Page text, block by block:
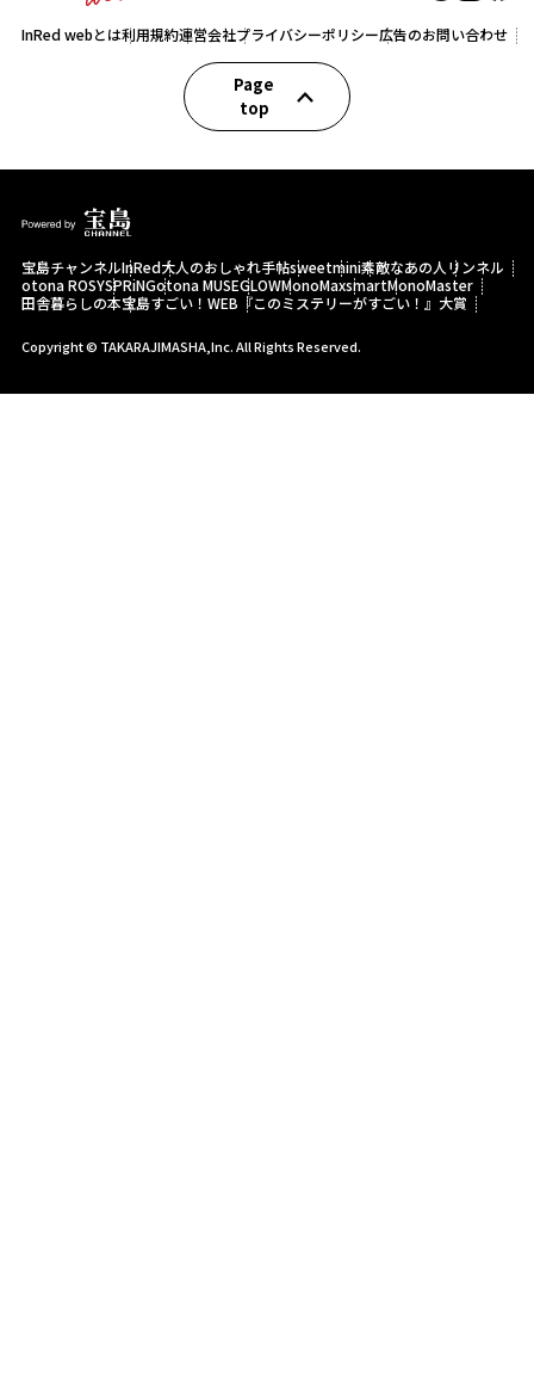
InRed webとは利用規約運営会社プライバシーポリシー広告のお問い合わせ
Page
top
宝島チャンネルInRed大人のおしゃれ手帖sweetmini素敵なあの人 リンネル
otona ROSYSPRiNGotona MUSEGLOWMonoMaxsmartMonoMaster
田舎暮らしの本宝島すごい！WEB 『このミステリーがすごい！』大賞
Copyright © TAKARAJIMASHA,Inc. All Rights Reserved.